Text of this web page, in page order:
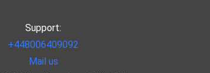
Support:
+448006409092
Mail us